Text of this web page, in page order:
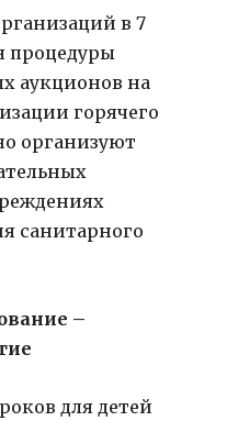
в 7
процедуры
аукционов на
горячего
организуют
санитарного
–
для детей